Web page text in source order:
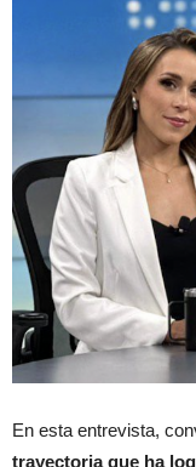
En esta entrevista,
trayectoria que ha